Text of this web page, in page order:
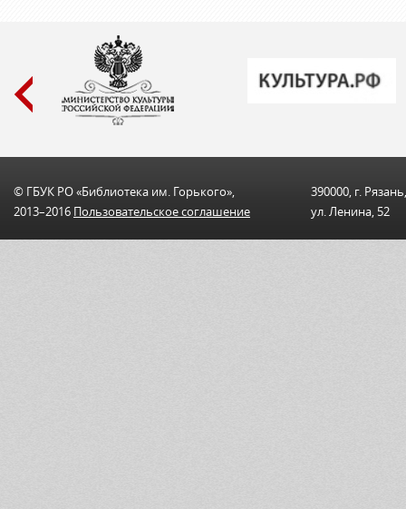
© ГБУК РО «Библиотека им. Горького»,
2013–2016 Пользовательскоe соглашениe
390000, г. Рязань,
ул. Ленина, 52